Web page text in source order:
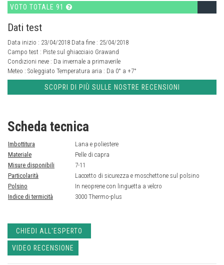
VOTO TOTALE 91
Dati test
Data inizio : 23/04/2018 Data fine : 25/04/2018
Campo test : Piste sul ghiacciaio Grawand
Condizioni neve : Da invernale a primaverile
Meteo : Soleggiato Temperatura aria : Da 0° a +7°
SCOPRI DI PIÙ SULLE NOSTRE RECENSIONI
Scheda tecnica
Imbottitura
Lana e poliestere
Materiale
Pelle di capra
Misure disponibili
7-11
Particolarità
Laccetto di sicurezza e moschettone sul polsino
Polsino
In neoprene con linguetta a velcro
Indice di termicità
3000 Thermo-plus
CHIEDI ALL'ESPERTO
VIDEO RECENSIONE